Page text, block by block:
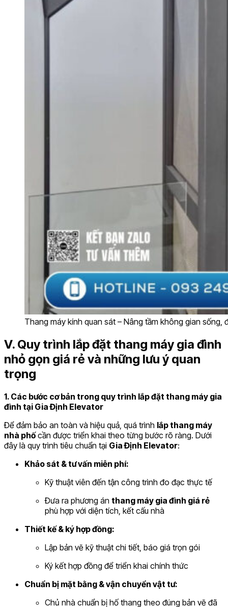
Thang máy kính quan sát – Nâng tầm không gian
V. Quy trình lắp đặt thang máy gia đình
nhỏ gọn giá rẻ và những lưu ý quan
trọng
1. Các bước cơ bản trong quy trình lắp đặt thang máy gia
đình tại Gia Định Elevator
Để đảm bảo an toàn và hiệu quả, quá trình lắp thang máy
nhà phốcần được triển khai theo từng bước rõ ràng. Dưới
đây là quy trình tiêu chuẩn tại Gia Định Elevator:
Khảo sát & tư vấn miễn phí:
Kỹ thuật viên đến tận công trình đo đạc thực tế
Đưa ra phương án thang máy gia đình giá rẻ
phù hợp với diện tích, kết cấu nhà
Thiết kế & ký hợp đồng:
Lập bản vẽ kỹ thuật chi tiết, báo giá trọn gói
Ký kết hợp đồng để triển khai chính thức
Chuẩn bị mặt bằng & vận chuyển vật tư:
Chủ nhà chuẩn bị hố thang theo đúng bản vẽ đã